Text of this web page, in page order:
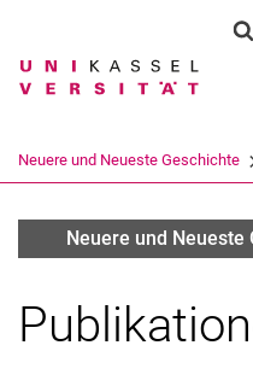
Suchbegriff
Neuere und Neueste Geschichte
PD Dr. Julia Hauser
Neuere und Neueste